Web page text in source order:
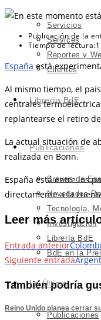
Servicios
Services
Reportes y
Clientes
Librería BdE
Publicaciones
Breves de
Novedades
Tecnología,
Investigación
Librería BdE
BdE en la
Lo Último
Publicaciones
Publicación de la
Tiempo de lectura:
España está
Al mismo tiempo, el
centrales
replantearse el retiro
La actual situación de
realizada en Bonn.
España está entre los
directamente a la
Leer más
Entrada anterior
Siguiente entrada
También podría
Reino Unido planea cerrar